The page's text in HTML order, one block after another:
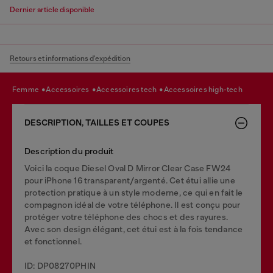
Dernier article disponible
Retours et informations d'expédition
femme accessoires accessoires tech accessoires high-tech
DESCRIPTION, TAILLES ET COUPES
Description du produit
Voici la coque Diesel Oval D Mirror Clear Case FW24
pour iPhone 16 transparent/argenté. Cet étui allie une
protection pratique à un style moderne, ce qui en fait le
compagnon idéal de votre téléphone. Il est conçu pour
protéger votre téléphone des chocs et des rayures.
Avec son design élégant, cet étui est à la fois tendance
et fonctionnel.
ID: DP08270PHIN